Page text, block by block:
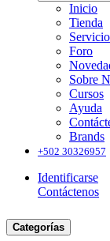
Inicio
Tienda
Foro
Sobre
Cursos
Ayuda
Brands
+502 30326957
Identificarse
Contáctenos
Categorías